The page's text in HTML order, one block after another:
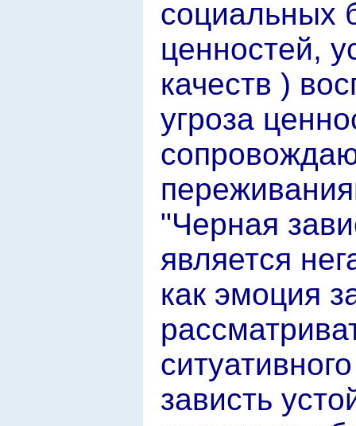
социальных
ценностей,
качеств )
угроза
"Черная
является
как эмоция
зависть